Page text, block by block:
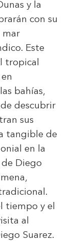
y la
con su
mar
Este
tropical
bahías,
descubrir
sus
tangible de
en la
Diego
tiempo y el
al
Suarez.